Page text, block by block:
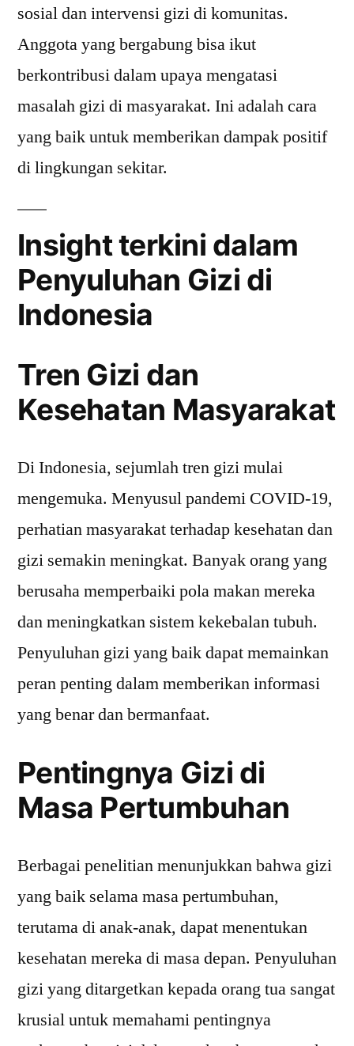
sosial dan intervensi gizi di komunitas.
Anggota yang bergabung bisa ikut
berkontribusi dalam upaya mengatasi
masalah gizi di masyarakat. Ini adalah cara
yang baik untuk memberikan dampak positif
di lingkungan sekitar.
Insight terkini dalam
Penyuluhan Gizi di
Indonesia
Tren Gizi dan
Kesehatan Masyarakat
Di Indonesia, sejumlah tren gizi mulai
mengemuka. Menyusul pandemi COVID-19,
perhatian masyarakat terhadap kesehatan dan
gizi semakin meningkat. Banyak orang yang
berusaha memperbaiki pola makan mereka
dan meningkatkan sistem kekebalan tubuh.
Penyuluhan gizi yang baik dapat memainkan
peran penting dalam memberikan informasi
yang benar dan bermanfaat.
Pentingnya Gizi di
Masa Pertumbuhan
Berbagai penelitian menunjukkan bahwa gizi
yang baik selama masa pertumbuhan,
terutama di anak-anak, dapat menentukan
kesehatan mereka di masa depan. Penyuluhan
gizi yang ditargetkan kepada orang tua sangat
krusial untuk memahami pentingnya